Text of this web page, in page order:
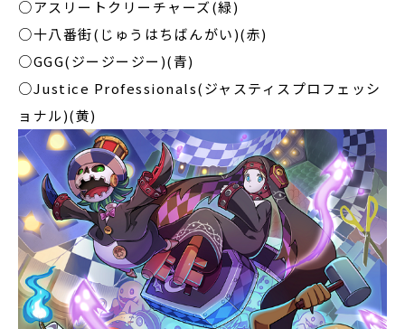
○アスリートクリーチャーズ(緑)
○十八番街(じゅうはちばんがい)(赤)
○GGG(ジージージー)(青)
○Justice Professionals(ジャスティスプロフェッシ
ョナル)(黄)